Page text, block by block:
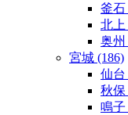
釜石
北上
奥州
宮城 (186)
仙台
秋保
鳴